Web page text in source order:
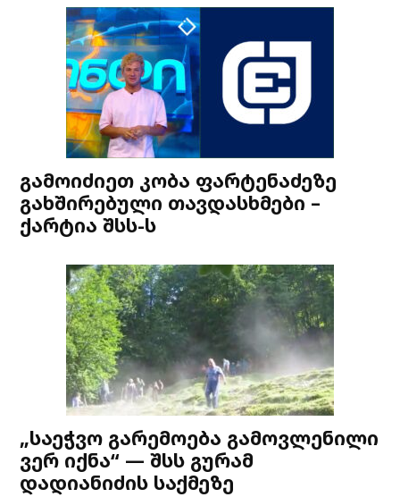
გამოიძიეთ კობა ფარტენაძეზე
გახშირებული თავდასხმები –
ქარტია შსს-ს
„საეჭვო გარემოება გამოვლენილი
ვერ იქნა“ — შსს გურამ
დადიანიძის საქმეზე